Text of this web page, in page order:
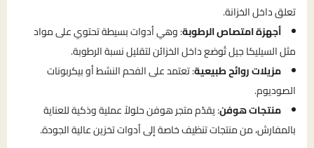
تعلق داخل الخزانة.
أجهزة امتصاص الرطوبة: وهي أدوات بسيطة تحتوي على مواد
مثل السيليكا جيل تُوضع داخل الخزائن لتقليل نسبة الرطوبة.
مزيلات روائح طبيعية: تعتمد على الفحم النشط أو بيكربونات
الصوديوم.
منتجات هوفن: يقدّم متجر هوفن حلولاً عملية وذكية للعناية
بالمفارش، من منتجات تنظيف خاصة إلى أدوات تخزين عالية الجودة.